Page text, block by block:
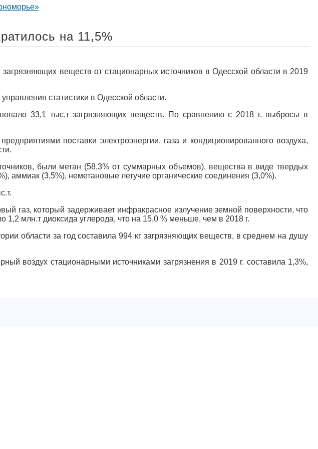
на 11,5%
веществ от стационарных источников в Одесской области в 2019
статистики в Одесской области.
33,1 тыс.т загрязняющих веществ. По сравнению с 2018 г. выбросы в
поставки электроэнергии, газа и кондиционированного воздуха,
были метан (58,3% от суммарных объемов), вещества в виде твердых
аммиак (3,5%), неметановые летучие органические соединения (3,0%).
газ, который задерживает инфракрасное излучение земной поверхности, что
млн.т диоксида углерода, что на 15,0 % меньше, чем в 2018 г.
области за год составила 994 кг загрязняющих веществ, в среднем на душу
воздух стационарными источниками загрязнения в 2019 г. составила 1,3%,